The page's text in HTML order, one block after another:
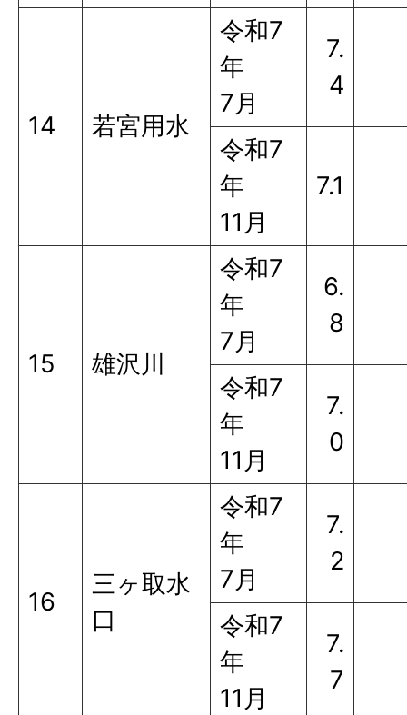
14 若宮用水
令和7
年
7月
7.
4
令和7
年
11月
7.1
15 雄沢川
令和7
年
7月
6.
8
令和7
年
11月
7.
0
16
三ヶ取水
口
令和7
年
7月
7.
2
令和7
年
11月
7.
7